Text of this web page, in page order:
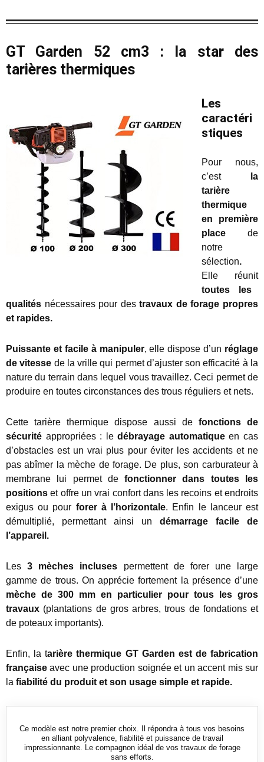
GT Garden 52 cm3 : la star des
tarières thermiques
Les
caractéri
stiques
Pour nous,
c’est
la
tarière
thermique
en première
place de
notre
sélection.
Elle réunit
toutes les
qualités nécessaires pour destravaux de forage propres
et rapides.
Puissante et facile à manipuler, elle dispose d’un réglage
de vitesse de la vrille qui permet d’ajuster son efficacité à la
nature du terrain dans lequel vous travaillez. Ceci permet de
produire en toutes circonstances des trous réguliers et nets.
Cette tarière thermique dispose aussi de fonctions de
sécurité appropriées : ledébrayage automatiqueen cas
d’obstacles est un vrai plus pour éviter les accidents et ne
pas abîmer la mèche de forage. De plus, son carburateur à
membrane lui permet defonctionner dans toutes les
positions et offre un vrai confort dans les recoins et endroits
exigus ou pour forer à l’horizontale. Enfin le lanceur est
démultiplié, permettant ainsi un démarrage facile de
l’appareil.
Les3 mèches incluses permettent de forer une large
gamme de trous. On apprécie fortement la présence d’une
mèche de 300 mm en particulier pour tous les gros
travaux (plantations de gros arbres, trous de fondations et
de poteaux importants).
Enfin, la tarière thermique GT Garden est de fabrication
française avec une production soignée et un accent mis sur
la fiabilité du produit et son usage simple et rapide.
Ce modèle est notre premier choix. Il répondra à tous vos besoins
en alliant polyvalence, fiabilité et puissance de travail
impressionnante. Le compagnon idéal de vos travaux de forage
sans efforts.